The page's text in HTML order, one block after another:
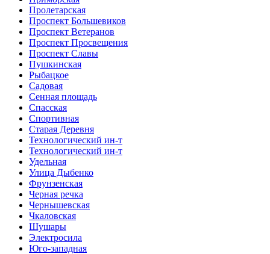
Пролетарская
Проспект Большевиков
Проспект Ветеранов
Проспект Просвещения
Проспект Славы
Пушкинская
Рыбацкое
Садовая
Сенная площадь
Спасская
Спортивная
Старая Деревня
Технологический ин-т
Технологический ин-т
Удельная
Улица Дыбенко
Фрунзенская
Черная речка
Чернышевская
Чкаловская
Шушары
Электросила
Юго-западная